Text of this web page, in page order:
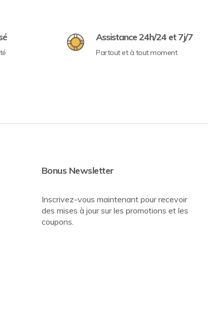
Assistance 24h/24 et 7j/7
Partout et à tout moment
Bonus Newsletter
Inscrivez-vous maintenant pour recevoir
des mises à jour sur les promotions et les
coupons.